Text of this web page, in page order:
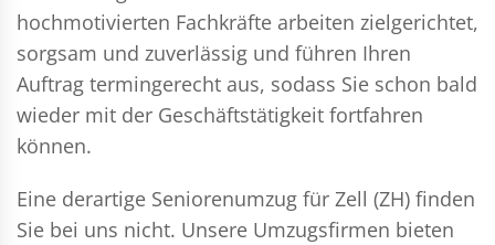
hochmotivierten Fachkräfte arbeiten zielgerichtet,
sorgsam und zuverlässig und führen Ihren
Auftrag termingerecht aus, sodass Sie schon bald
wieder mit der Geschäftstätigkeit fortfahren
können.
Eine derartige Seniorenumzug für Zell (ZH) finden
Sie bei uns nicht. Unsere Umzugsfirmen bieten